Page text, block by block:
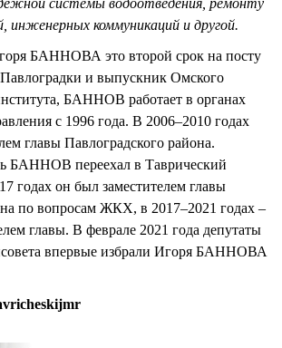
системы водоотведения, ремонту
инженерных коммуникаций и другой.
БАННОВА это второй срок на посту
и выпускник Омского
БАННОВ работает в органах
с 1996 года. В 2006–2010 годах
главы Павлоградского района.
БАННОВ переехал в Таврический
годах он был заместителем главы
по вопросам ЖКХ, в 2017–2021 годах –
главы. В феврале 2021 года депутаты
впервые избрали Игоря БАННОВА